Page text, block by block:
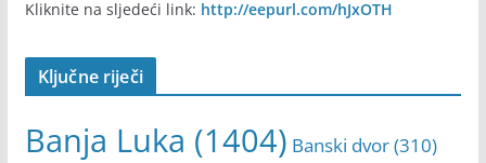
Kliknite na sljedeći link: http://eepurl.com/hJxOTH
Ključne riječi
Banja Luka (1404) Banski dvor(310)